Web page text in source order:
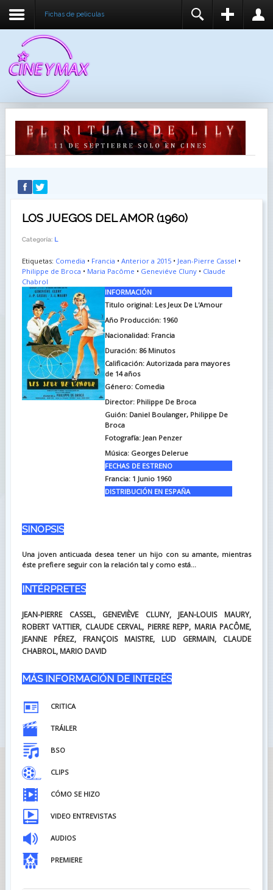
Fichas de peliculas
RECUÉRDEME
IDENTIFICARSE
REGISTER
LOS JUEGOS DEL AMOR (1960)
Categoría: L
Etiquetas: Comedia • Francia • Anterior a 2015• Jean-Pierre Cassel •
Philippe de Broca • Maria Pacôme • Geneviéve Cluny• Claude
Chabrol
INFORMACIÓN
Titulo original: Les Jeux De L'Amour
Año Producción: 1960
Nacionalidad: Francia
Duración: 86Minutos
Calificación: Autorizada para mayores
de 14 años
Género: Comedia
Director: Philippe De Broca
Guión: Daniel Boulanger, Philippe De
Broca
Fotografía: Jean Penzer
Música: Georges Delerue
FECHAS DE ESTRENO
Francia: 1 Junio 1960
DISTRIBUCIÓN EN ESPAÑA
SINOPSIS
Una joven anticuada desea tener un hijo con su amante, mientras
éste prefiere seguir con la relación tal y como está...
INTÉRPRETES
JEAN-PIERRE CASSEL, GENEVIÈVE CLUNY, JEAN-LOUIS MAURY,
ROBERT VATTIER, CLAUDE CERVAL, PIERRE REPP, MARIA PACÔME,
JEANNE PÉREZ, FRANÇOIS MAISTRE, LUD GERMAIN, CLAUDE
CHABROL, MARIO DAVID
MÁS INFORMACIÓN DE INTERÉS
CRITICA
TRÁILER
BSO
CLIPS
CÓMO SE HIZO
VIDEO ENTREVISTAS
AUDIOS
PREMIERE